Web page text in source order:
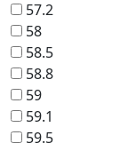
57.2
58
58.5
58.8
59
59.1
59.5